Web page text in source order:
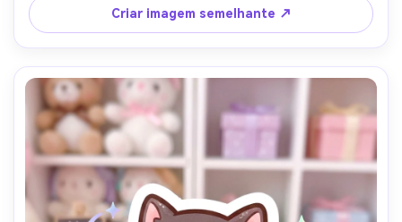
de 85mm, profundidade de campo rasa, iluminação
cinematográfica suave-AR 4:5
Criar imagem semelhante ↗